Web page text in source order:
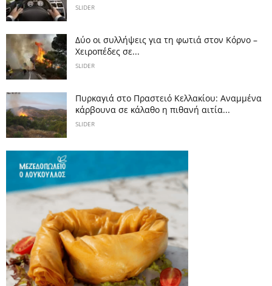
SLIDER
Δύο οι συλλήψεις για τη φωτιά στον Κόρνο –
Χειροπέδες σε...
SLIDER
Πυρκαγιά στο Πραστειό Κελλακίου: Αναμμένα
κάρβουνα σε κάλαθο η πιθανή αιτία...
SLIDER